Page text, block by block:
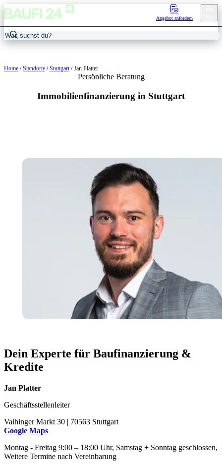
Angebot anfordern
Home /Standorte /Stuttgart/Jan Platter
Persönliche Beratung
Immobilienfinanzierung in Stuttgart
Dein Experte für Baufinanzierung &
Kredite
Jan Platter
Geschäftsstellenleiter
Vaihinger Markt 30 | 70563 Stuttgart
Google Maps
Montag - Freitag 9:00 – 18:00 Uhr, Samstag + Sonntag geschlossen,
Weitere Termine nach Vereinbarung